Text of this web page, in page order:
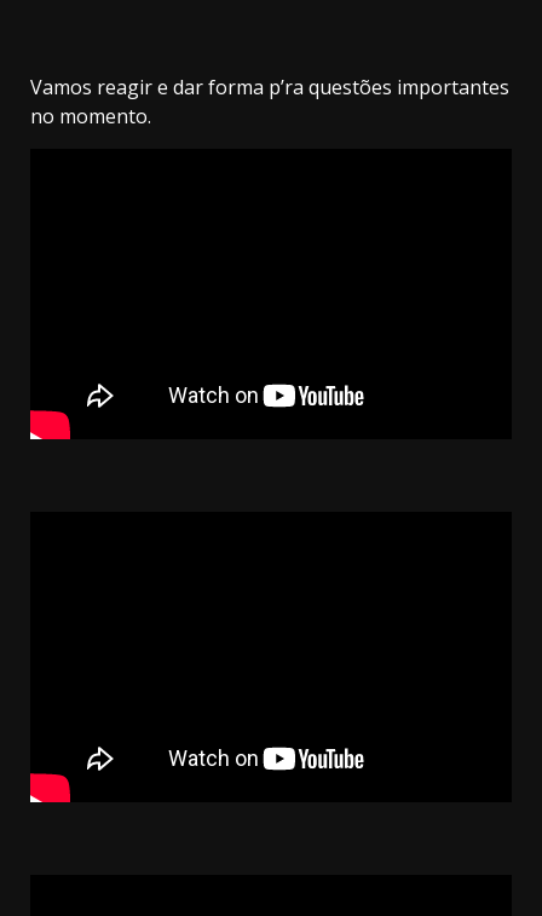
Vamos reagir e dar forma p’ra questões importantes
no momento.